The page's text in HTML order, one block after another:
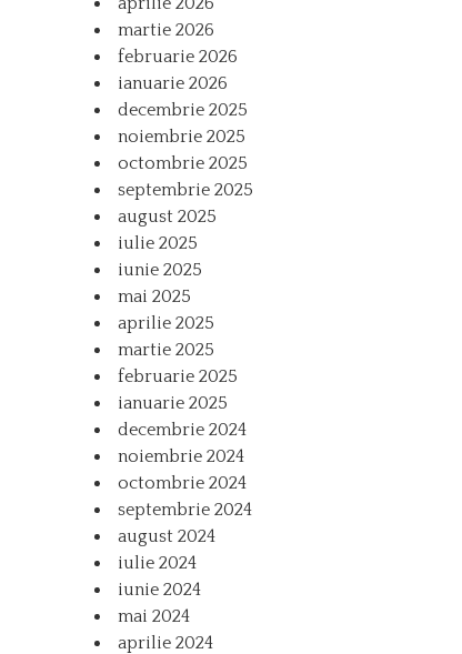
martie 2026
februarie 2026
ianuarie 2026
decembrie 2025
noiembrie 2025
octombrie 2025
septembrie 2025
august 2025
iulie 2025
iunie 2025
mai 2025
aprilie 2025
martie 2025
februarie 2025
ianuarie 2025
decembrie 2024
noiembrie 2024
octombrie 2024
septembrie 2024
august 2024
iulie 2024
iunie 2024
mai 2024
aprilie 2024